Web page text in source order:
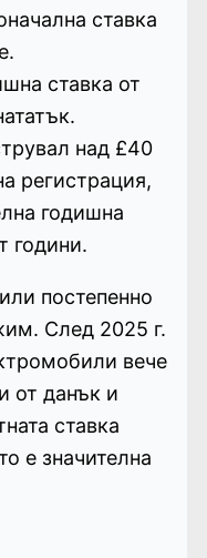
ставка
ставка от
над £40
регистрация,
годишна
години.
постепенно
След 2025 г.
вече
от данък и
ставка
е значителна